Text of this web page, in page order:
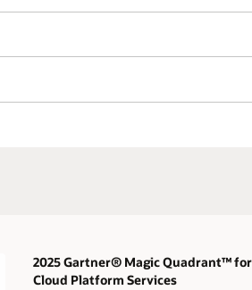
2025 Gartner® Magic Quadrant™
Cloud Platform Services